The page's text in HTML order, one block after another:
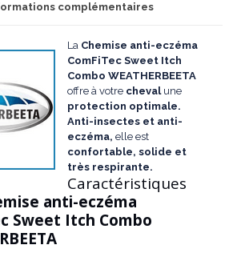
complémentaires
La Chemise anti-eczéma
ComFiTec Sweet Itch
Combo WEATHERBEETA
offre à votre cheval une
protection optimale.
Anti-insectes et anti-
eczéma,elle est
confortable, solide et
très respirante.
Caractéristiques
anti-eczéma
Sweet Itch Combo